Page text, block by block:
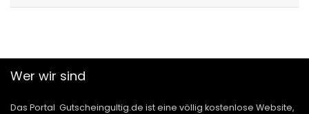
Wer wir sind
Das Portal Gutscheingultig.de ist eine völlig kostenlose Website,